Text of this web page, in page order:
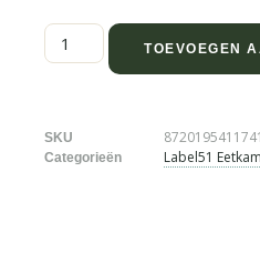
TOEVOEGEN
SKU 8720195411741
Categorieën Label51